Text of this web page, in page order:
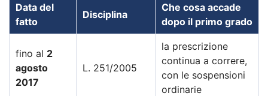
Data del
fatto
Disciplina
Che cosa accade
dopo il primo grado
fino al 2
agosto
2017
L. 251/2005
la prescrizione
continua a correre,
con le sospensioni
ordinarie